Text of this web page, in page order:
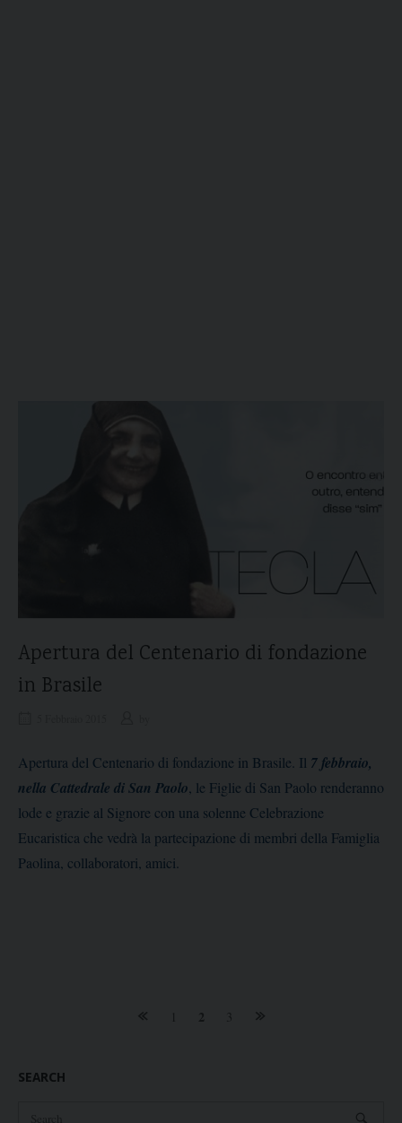
Apertura del Centenario di fondazione
in Brasile
Apertura del Centenario di fondazione in Brasile. Il 7 febbraio,
nella Cattedrale di San Paolo, le Figlie di San Paolo renderanno
lode e grazie al Signore con una solenne Celebrazione
Eucaristica che vedrà la partecipazione di membri della Famiglia
Paolina, collaboratori, amici.
1 2 3
SEARCH